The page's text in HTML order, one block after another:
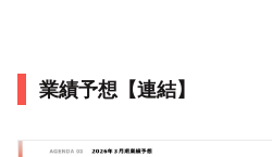
業績予想【連結】